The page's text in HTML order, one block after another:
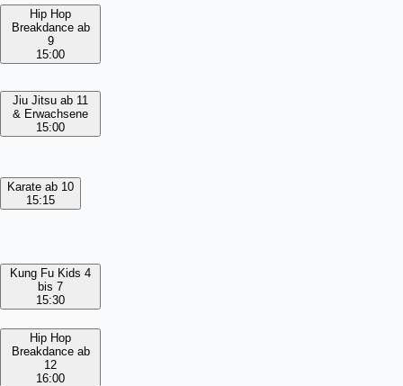
Hip Hop
Breakdance ab
9
15:00
Jiu Jitsu ab 11
& Erwachsene
15:00
Karate ab 10
15:15
Kung Fu Kids 4
bis 7
15:30
Hip Hop
Breakdance ab
12
16:00